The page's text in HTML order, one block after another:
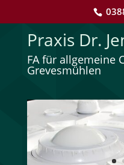
Praxis Dr.
FA für allgemeine
Grevesmühlen